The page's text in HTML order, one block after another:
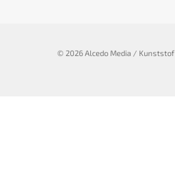
© 2026 Alcedo Media / Kunststof